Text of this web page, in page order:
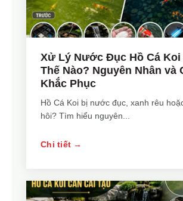
Xử Lý Nước Đục Hồ Cá
Thế Nào? Nguyên Nhân và
Khắc Phục
Hồ Cá Koi bị nước đục, xanh rêu
hôi? Tìm hiểu nguyên...
Chi tiết →